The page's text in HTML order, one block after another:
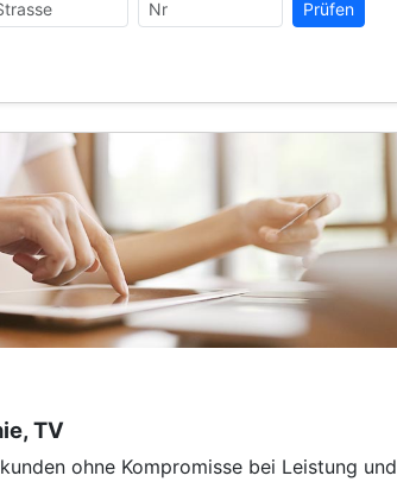
Prüfen
TV
ohne Kompromisse bei Leistung und